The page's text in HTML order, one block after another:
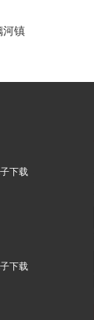
河镇
下载
下载